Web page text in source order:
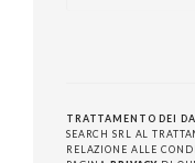
TRATTAMENTO DEI
SEARCH SRL AL
RELAZIONE ALLE